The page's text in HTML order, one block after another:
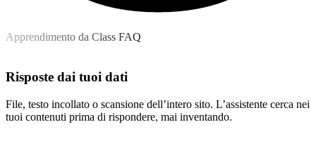
Apprendimento da Class FAQ
Risposte dai tuoi dati
File, testo incollato o scansione dell’intero sito. L’assistente cerca nei
tuoi contenuti prima di rispondere, mai inventando.